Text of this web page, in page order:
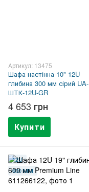
Артикул: 13475
Шафа настінна 10" 12U
глибина 300 мм сірий UA-
ШТК-12U-GR
4 653 грн
Купити
12U
600 ММ